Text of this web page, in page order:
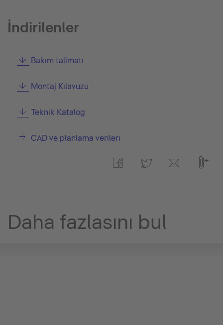
İndirilenler
Bakım talimatı
Montaj Kılavuzu
Teknik Katalog
CAD ve planlama verileri
Daha fazlasını bul